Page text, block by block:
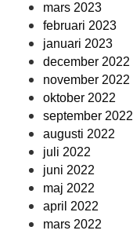
mars 2023
februari 2023
januari 2023
december 2022
november 2022
oktober 2022
september 2022
augusti 2022
juli 2022
juni 2022
maj 2022
april 2022
mars 2022